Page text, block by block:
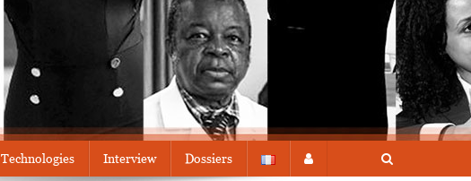
Technologies Interview Dossiers